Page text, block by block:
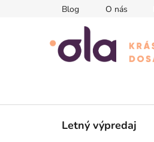
Blog O nás
Letný výpredaj